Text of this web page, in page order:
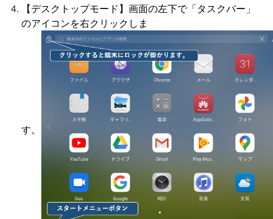
【デスクトップモード】画面の左下で「タスクバー」
のアイコンを右クリックしま
す。